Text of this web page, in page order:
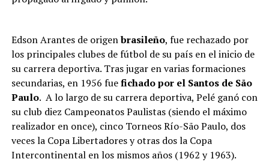
Edson Arantes de origenbrasileño, fue rechazado por
los principales clubes de fútbol de su país en el inicio de
su carrera deportiva. Tras jugar en varias formaciones
secundarias, en 1956 fuefichado por el Santos de São
Paulo. A lo largo de su carrera deportiva, Pelé ganó con
su club diez Campeonatos Paulistas (siendo el máximo
realizador en once), cinco Torneos Río-São Paulo, dos
veces la Copa Libertadores y otras dos la Copa
Intercontinental en los mismos años (1962 y 1963).